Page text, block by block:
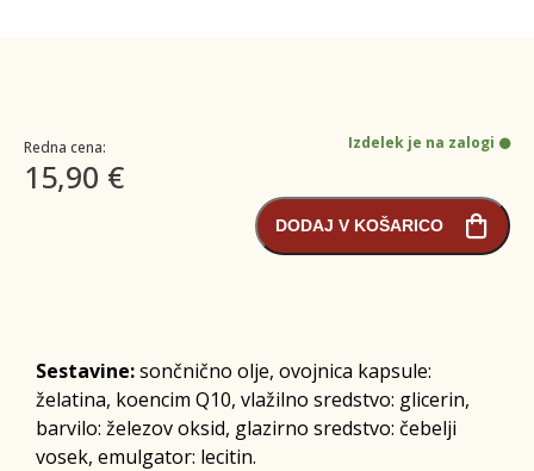
Redna cena:
15,90 €
Izdelek je na zalogi
DODAJ V KOŠARICO
Sestavine:sončnično olje, ovojnica kapsule:
želatina, koencim Q10, vlažilno sredstvo: glicerin,
barvilo: železov oksid, glazirno sredstvo: čebelji
vosek, emulgator: lecitin.